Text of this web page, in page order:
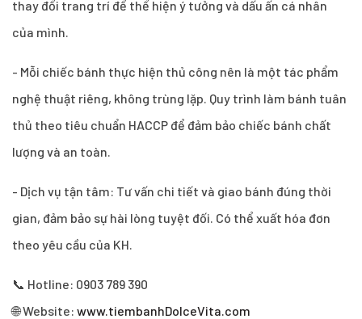
thay đổi trang trí để thể hiện ý tưởng và dấu ấn cá nhân
của mình.
- Mỗi chiếc bánh thực hiện thủ công nên là một tác phẩm
nghệ thuật riêng, không trùng lặp. Quy trình làm bánh tuân
thủ theo tiêu chuẩn HACCP để đảm bảo chiếc bánh chất
lượng và an toàn.
- Dịch vụ tận tâm: Tư vấn chi tiết và giao bánh đúng thời
gian, đảm bảo sự hài lòng tuyệt đối. Có thể xuất hóa đơn
theo yêu cầu của KH.
📞 Hotline: 0903 789 390
🌐 Website: www.tiembanhDolceVita.com